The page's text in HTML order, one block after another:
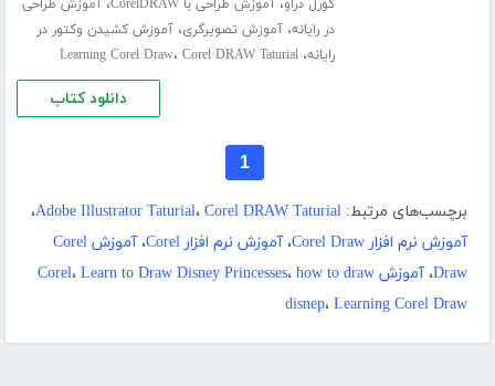
کورل دراو،آموزش طراحی با CorelDRAW ،آموزش طراحی
در رایانه،آموزش تصویرگری،آموزش کشیدن وکتور در
رایانه، Learning Corel Draw، Corel DRAW Taturial
دانلود کتاب
1
برچسب‌های مرتبط: Adobe Illustrator Taturial، Corel DRAW Taturial
،
آموزش نرم افزار Corel Draw
،آموزش نرم افزار Corel ،
آموزش Corel
Draw،آموزش Corel ، Learn to Draw Disney Princesses، how to draw
disnep، Learning Corel Draw